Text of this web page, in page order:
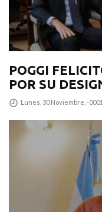
POGGI
POR SU
GABINETE
Lunes, 30 Noviembre, -0001